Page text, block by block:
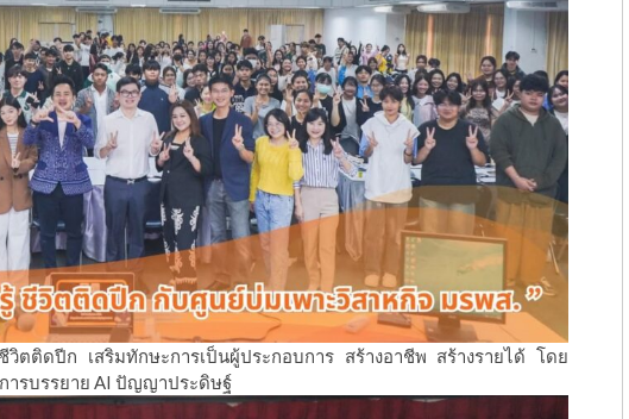
ตติดปีก เสริมทักษะการเป็นผู้ประกอบการ สร้างอาชีพ สร้างรายได้ โดย
ารบรรยาย AI ปัญญาประดิษฐ์